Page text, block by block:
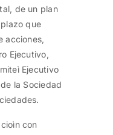
de un plan
que
acciones,
Ejecutivo,
Ejecutivo
la Sociedad
con